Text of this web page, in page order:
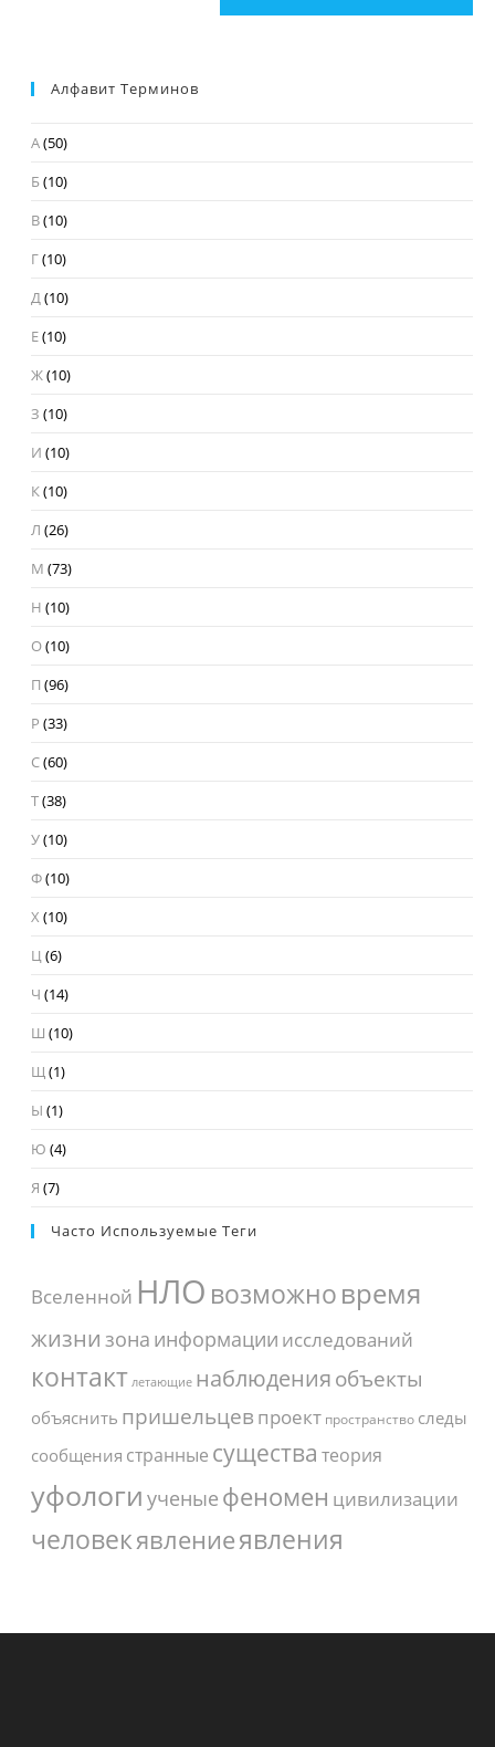
Алфавит Терминов
А(50)
Б(10)
В(10)
Г(10)
Д(10)
Е(10)
Ж(10)
З (10)
И (10)
К(10)
Л (26)
М (73)
Н (10)
О(10)
П (96)
Р (33)
С(60)
Т(38)
У(10)
Ф(10)
Х (10)
Ц(6)
Ч (14)
Ш (10)
Щ(1)
Ы (1)
Ю (4)
Я (7)
Часто Используемые Теги
Вселенной НЛО возможновремя
жизни зона информации исследований
контакт летающие наблюденияобъекты
объяснить пришельцев проект пространство следы
сообщения странные существа теория
уфологи ученые феномен цивилизации
человекявлениеявления